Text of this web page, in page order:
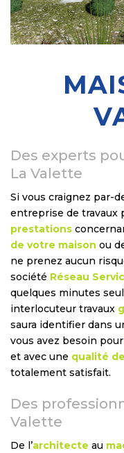
Des experts
La Valette
Si vous craignez par-
entreprise de travaux
prestations
de votre maison ou
ne prenez aucun
société Réseau
quelques minutes
interlocuteur travaux
saura identifier dans
vous avez besoin pour
et avec une qualité
totalement satisfait.
Des
Valette
De l’architecte au